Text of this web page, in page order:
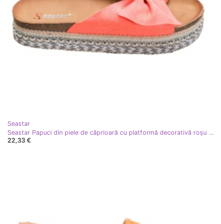
Seastar
Seastar Papuci din piele de căprioară cu platformă decorativă roşu portocale
22,33 €